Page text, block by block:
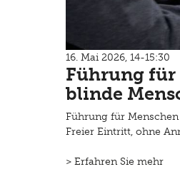
16. Mai 2026, 14-15:30
Führung für
blinde
Führung für
Freier Eintritt, ohne
> Erfahren Sie mehr